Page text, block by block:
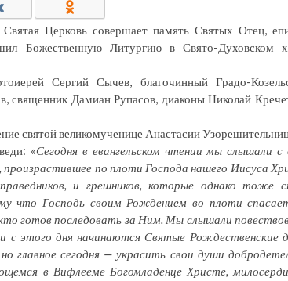
Церковь совершает память Святых Отец,
Божественную Литургию в Свято-Духовском
Сергий Сычев, благочинный Градо-
священник Дамиан Рупасов, диаконы Николай
святой великомученице Анастасии
«Сегодня в евангельском чтении мы слышали с
произрастившее по плоти Господа нашего Иисуса
и грешников, которые однако тоже
что Господь своим Рождением во плоти
готов последовать за Ним. Мы слышали
этого дня начинаются Святые Рождественские
главное сегодня — украсить свои души
в Вифлееме Богомладенце Христе,